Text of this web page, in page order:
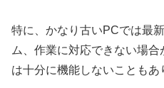
特に、かなり古いPCでは最
ム、作業に対応できない場
は十分に機能しないこともあ